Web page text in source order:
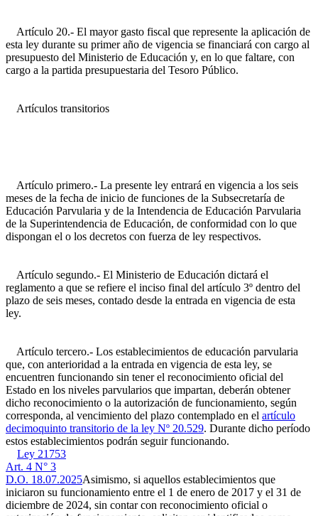
Artículo 20.- El mayor gasto fiscal que represente la aplicación de
esta ley durante su primer año de vigencia se financiará con cargo al
presupuesto del Ministerio de Educación y, en lo que faltare, con
cargo a la partida presupuestaria del Tesoro Público.
Artículos transitorios
Artículo primero.- La presente ley entrará en vigencia a los seis
meses de la fecha de inicio de funciones de la Subsecretaría de
Educación Parvularia y de la Intendencia de Educación Parvularia
de la Superintendencia de Educación, de conformidad con lo que
dispongan el o los decretos con fuerza de ley respectivos.
Artículo segundo.- El Ministerio de Educación dictará el
reglamento a que se refiere el inciso final del artículo 3º dentro del
plazo de seis meses, contado desde la entrada en vigencia de esta
ley.
Artículo tercero.- Los establecimientos de educación parvularia
que, con anterioridad a la entrada en vigencia de esta ley, se
encuentren funcionando sin tener el reconocimiento oficial del
Estado en los niveles parvularios que impartan, deberán obtener
dicho reconocimiento o la autorización de funcionamiento, según
corresponda, al vencimiento del plazo contemplado en el artículo
decimoquinto transitorio de la ley Nº 20.529. Durante dicho período
estos establecimientos podrán seguir funcionando.
Ley 21753
Art. 4 N° 3
D.O. 18.07.2025Asimismo, si aquellos establecimientos que
iniciaron su funcionamiento entre el 1 de enero de 2017 y el 31 de
diciembre de 2024, sin contar con reconocimiento oficial o